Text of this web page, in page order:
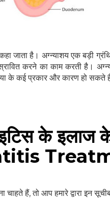
कहा जाता है। अग्न्याशय एक बड़ी
करने का काम करती है।
के कई प्रकार और कारण हो सकते
के
चाहते हैं, तो आप हमारे द्वारा इन